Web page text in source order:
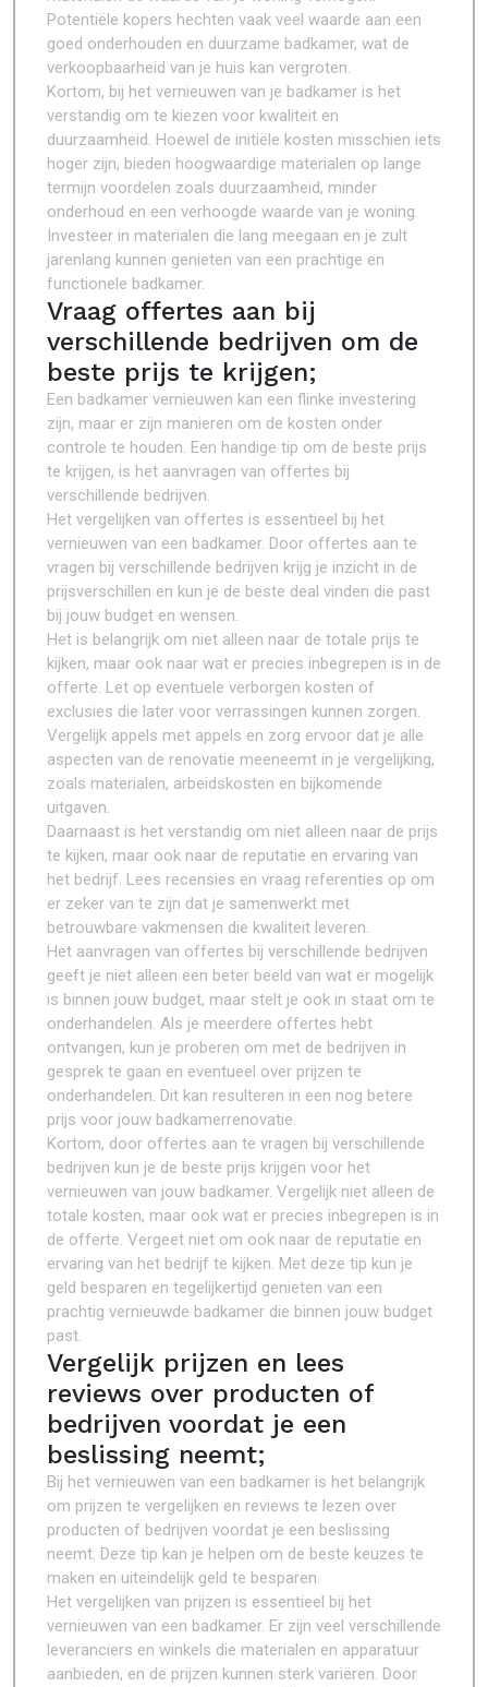
Potentiële kopers hechten vaak veel waarde aan een
goed onderhouden en duurzame badkamer, wat de
verkoopbaarheid van je huis kan vergroten.
Kortom, bij het vernieuwen van je badkamer is het
verstandig om te kiezen voor kwaliteit en
duurzaamheid. Hoewel de initiële kosten misschien iets
hoger zijn, bieden hoogwaardige materialen op lange
termijn voordelen zoals duurzaamheid, minder
onderhoud en een verhoogde waarde van je woning.
Investeer in materialen die lang meegaan en je zult
jarenlang kunnen genieten van een prachtige en
functionele badkamer.
Vraag offertes aan bij
verschillende bedrijven om de
beste prijs te krijgen;
Een badkamer vernieuwen kan een flinke investering
zijn, maar er zijn manieren om de kosten onder
controle te houden. Een handige tip om de beste prijs
te krijgen, is het aanvragen van offertes bij
verschillende bedrijven.
Het vergelijken van offertes is essentieel bij het
vernieuwen van een badkamer. Door offertes aan te
vragen bij verschillende bedrijven krijg je inzicht in de
prijsverschillen en kun je de beste deal vinden die past
bij jouw budget en wensen.
Het is belangrijk om niet alleen naar de totale prijs te
kijken, maar ook naar wat er precies inbegrepen is in de
offerte. Let op eventuele verborgen kosten of
exclusies die later voor verrassingen kunnen zorgen.
Vergelijk appels met appels en zorg ervoor dat je alle
aspecten van de renovatie meeneemt in je vergelijking,
zoals materialen, arbeidskosten en bijkomende
uitgaven.
Daarnaast is het verstandig om niet alleen naar de prijs
te kijken, maar ook naar de reputatie en ervaring van
het bedrijf. Lees recensies en vraag referenties op om
er zeker van te zijn dat je samenwerkt met
betrouwbare vakmensen die kwaliteit leveren.
Het aanvragen van offertes bij verschillende bedrijven
geeft je niet alleen een beter beeld van wat er mogelijk
is binnen jouw budget, maar stelt je ook in staat om te
onderhandelen. Als je meerdere offertes hebt
ontvangen, kun je proberen om met de bedrijven in
gesprek te gaan en eventueel over prijzen te
onderhandelen. Dit kan resulteren in een nog betere
prijs voor jouw badkamerrenovatie.
Kortom, door offertes aan te vragen bij verschillende
bedrijven kun je de beste prijs krijgen voor het
vernieuwen van jouw badkamer. Vergelijk niet alleen de
totale kosten, maar ook wat er precies inbegrepen is in
de offerte. Vergeet niet om ook naar de reputatie en
ervaring van het bedrijf te kijken. Met deze tip kun je
geld besparen en tegelijkertijd genieten van een
prachtig vernieuwde badkamer die binnen jouw budget
past.
Vergelijk prijzen en lees
reviews over producten of
bedrijven voordat je een
beslissing neemt;
Bij het vernieuwen van een badkamer is het belangrijk
om prijzen te vergelijken en reviews te lezen over
producten of bedrijven voordat je een beslissing
neemt. Deze tip kan je helpen om de beste keuzes te
maken en uiteindelijk geld te besparen.
Het vergelijken van prijzen is essentieel bij het
vernieuwen van een badkamer. Er zijn veel verschillende
leveranciers en winkels die materialen en apparatuur
aanbieden, en de prijzen kunnen sterk variëren. Door